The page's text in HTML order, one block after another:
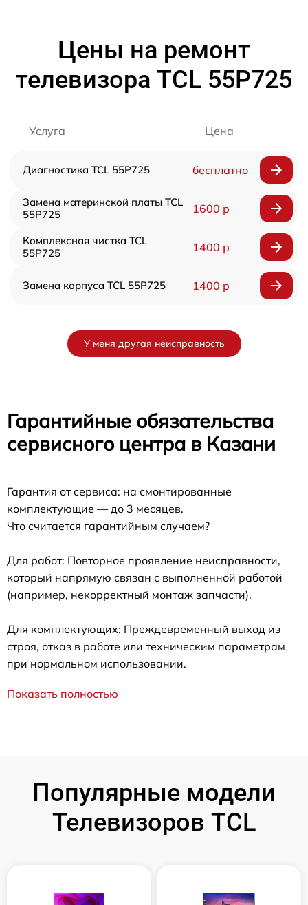
Цены на ремонт
телевизора TCL 55P725
Услуга Цена
Диагностика TCL 55P725 бесплатно
Замена материнской платы TCL
55P725
1600 р
Комплексная чистка TCL
55P725
1400 р
Замена корпуса TCL 55P725 1400 р
У меня другая неисправность
Гарантийные обязательства
сервисного центра в Казани
Гарантия от сервиса: на смонтированные
комплектующие — до 3 месяцев.
Что считается гарантийным случаем?
Для работ: Повторное проявление неисправности,
который напрямую связан с выполненной работой
(например, некорректный монтаж запчасти).
Для комплектующих: Преждевременный выход из
строя, отказ в работе или техническим параметрам
при нормальном использовании.
Показать полностью
Популярные модели
Телевизоров TCL